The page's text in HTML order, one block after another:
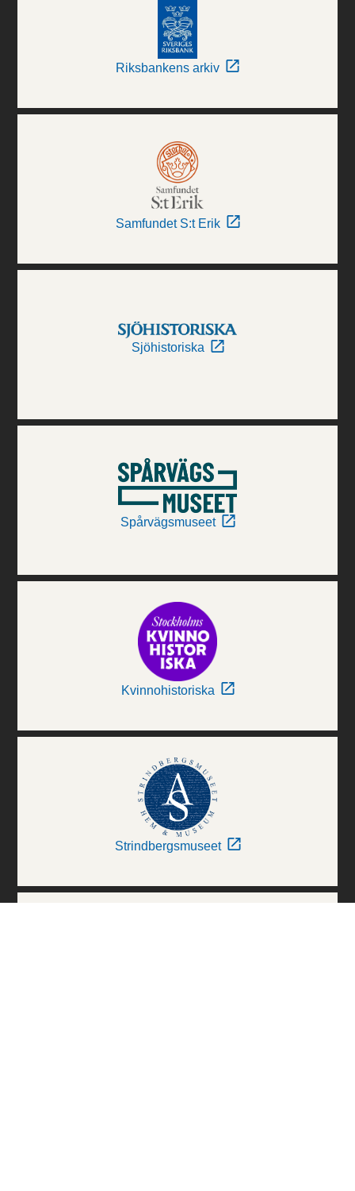
Riksbankens arkiv
Samfundet S:t Erik
Sjöhistoriska
Spårvägsmuseet
Kvinnohistoriska
Strindbergsmuseet